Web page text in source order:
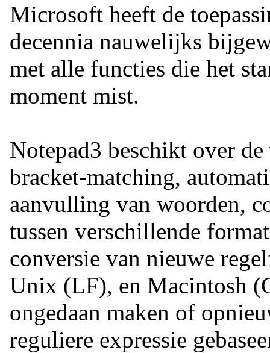
Microsoft heeft de
decennia nauwelijks
met alle functies die het
moment mist.
Notepad3 beschikt over
bracket-matching,
aanvulling van woorden,
tussen verschillende
conversie van nieuwe
Unix (LF), en Macintosh
ongedaan maken of
reguliere expressie